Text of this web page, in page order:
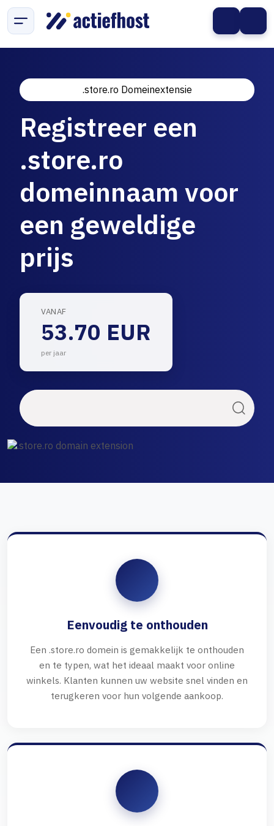
.store.ro Domeinextensie
Registreer een
.store.ro
domeinnaam voor
een geweldige
prijs
VANAF
53.70 EUR
per jaar
Eenvoudig te onthouden
Een .store.ro domein is gemakkelijk te onthouden
en te typen, wat het ideaal maakt voor online
winkels. Klanten kunnen uw website snel vinden en
terugkeren voor hun volgende aankoop.